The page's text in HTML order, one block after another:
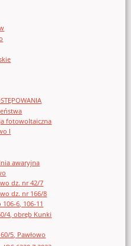
fotowoltaiczna
I
awaryjna
dz. nr 42/7
dz. nr 166/8
6, 106-11
4, obręb Kunki
5, Pawłowo